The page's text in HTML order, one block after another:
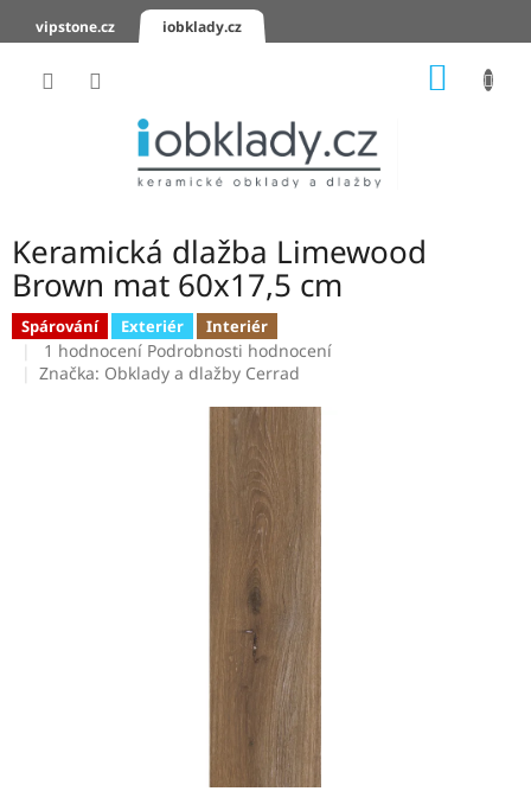
vipstone.cz iobklady.cz
KERAMICKÉ
OBKLADY
KERAMICKÉ
DLAŽBY
Keramická dlažba Limewood
Brown mat 60x17,5 cm
Spárování Exteriér Interiér
Průměrné
hodnocení
1 hodnocení Podrobnosti hodnocení
Značka: Obklady a dlažby Cerrad